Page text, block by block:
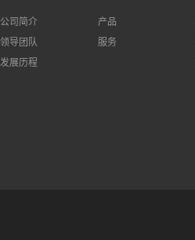
公司简介
领导团队
发展历程
产品
服务